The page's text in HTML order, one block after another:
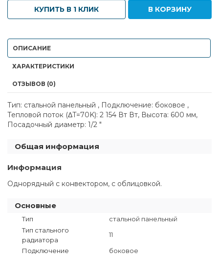
КУПИТЬ В 1 КЛИК В КОРЗИНУ
ОПИСАНИЕ
ХАРАКТЕРИСТИКИ
ОТЗЫВОВ (0)
Тип: стальной панельный , Подключение: боковое ,
Тепловой поток (ΔT=70K): 2 154 Вт Вт, Высота: 600 мм,
Посадочный диаметр: 1/2 "
Общая информация
Информация
Однорядный с конвектором, с облицовкой.
Основные
Тип
стальной панельный
Тип стального
радиатора
11
Подключение
боковое